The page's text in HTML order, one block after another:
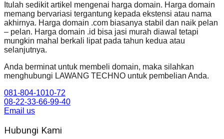
Itulah sedikit artikel mengenai harga domain. Harga domain
memang bervariasi tergantung kepada ekstensi atau nama
akhirnya. Harga domain .com biasanya stabil dan naik pelan
– pelan. Harga domain .id bisa jasi murah diawal tetapi
mungkin mahal berkali lipat pada tahun kedua atau
selanjutnya.
Anda berminat untuk membeli domain, maka silahkan
menghubungi LAWANG TECHNO untuk pembelian Anda.
081-804-1010-72
08-22-33-66-99-40
Email us
Hubungi Kami